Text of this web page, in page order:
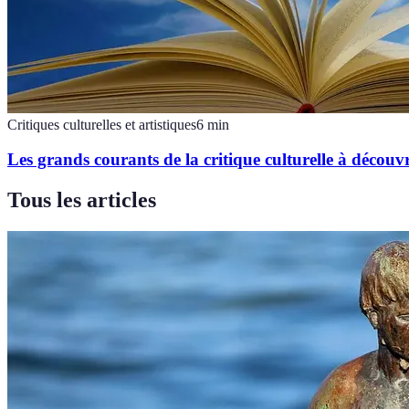
Critiques culturelles et artistiques6 min
Les grands courants de la critique culturelle à
Tous les articles